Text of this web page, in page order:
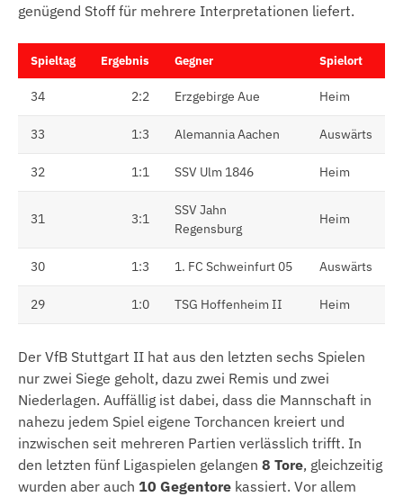
genügend Stoff für mehrere Interpretationen liefert.
Spieltag Ergebnis Gegner Spielort
34 2:2 Erzgebirge Aue Heim
33 1:3 Alemannia Aachen Auswärts
32 1:1 SSV Ulm 1846 Heim
31 3:1
SSV Jahn
Regensburg
Heim
30 1:3 1. FC Schweinfurt 05 Auswärts
29 1:0 TSG Hoffenheim II Heim
Der VfB Stuttgart II hat aus den letzten sechs Spielen
nur zwei Siege geholt, dazu zwei Remis und zwei
Niederlagen. Auffällig ist dabei, dass die Mannschaft in
nahezu jedem Spiel eigene Torchancen kreiert und
inzwischen seit mehreren Partien verlässlich trifft. In
den letzten fünf Ligaspielen gelangen 8 Tore, gleichzeitig
wurden aber auch 10 Gegentore kassiert. Vor allem